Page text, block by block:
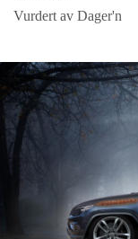
Vurdert av Dager'n